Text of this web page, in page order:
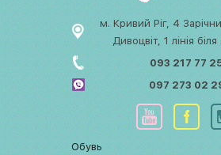
м. Кривий Ріг, 4
Дивоцвіт, 1 лінія
093 217 77
097 273 02
Обувь